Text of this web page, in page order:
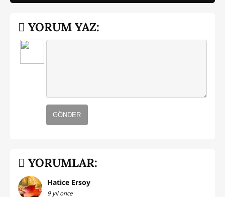
YORUM YAZ:
GÖNDER
YORUMLAR:
Hatice Ersoy
9 yıl önce